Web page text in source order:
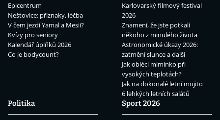
Epicentrum
Neštovice: příznaky, léčba
V čem jezdí Yamal a Mesii?
Kvízy pro seniory
Kalendář úplňků 2026
Co je bodycount?
Karlovarský filmový festival
2026
Znamení, že jste potkali
někoho z minulého života
Astronomické úkazy 2026:
zatmění slunce a další
Jak obléci miminko při
vysokých teplotách?
Jak na dokonalé letní mojito
6 lehkých letních salátů
Politika
Sport 2026